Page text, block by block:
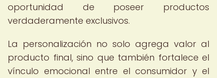
oportunidad de poseer productos
verdaderamente exclusivos.
La personalización no solo agrega valor al
producto final, sino que también fortalece el
vínculo emocional entre el consumidor y el